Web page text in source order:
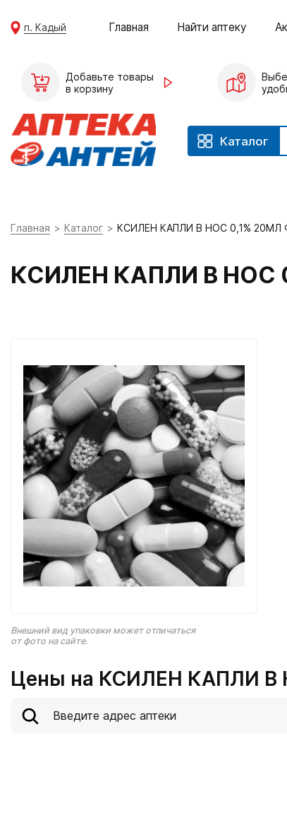
п. Кадый Главная Найти аптеку
Добавьте товары
в корзину
Каталог
Главная Каталог КСИЛЕН КАПЛИ В НОС 0,1%
КСИЛЕН КАПЛИ В НОС
Внешний вид упаковки может отличаться
от фото на сайте.
Цены на КСИЛЕН КАПЛИ В